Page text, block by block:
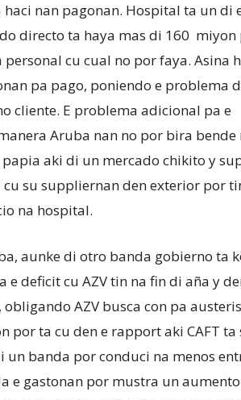
nan pagonan. Hospital ta un di
directo ta haya mas di 160 miyon
cu cual no por faya. Asina
pa pago, poniendo e problema
cliente. E problema adicional pa e
Aruba nan no por bira bende
aki di un mercado chikito y
su suppliernan den exterior por
na hospital.
aunke di otro banda gobierno ta
deficit cu AZV tin na fin di aña y
AZV busca con pa
por ta cu den e rapport aki CAFT ta
un banda por conduci na menos
e gastonan por mustra un